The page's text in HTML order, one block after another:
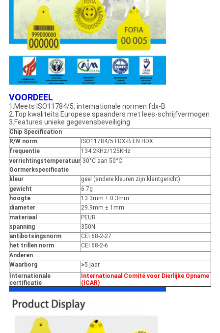
VOORDEEL
1.Meets ISO11784/5, internationale normen fdx-B
2.Top kwaliteits Europese spaanders met lees-schrijfvermogen
3.Features unieke gegevensbeveiliging
Chip Specification
R/W norm
ISO11784/5 FDX-B EN HDX
frequentie
134.2KHz/125KHz
verrichtingstemperatuur-30°C aan 50°C
Oormerkspecificatie
kleur
geel (andere kleuren zijn klantgericht)
gewicht
6.7g
hoogte
13.3mm ± 0.3mm
diameter
29.9mm ± 1mm
materiaal
PEUR
spanning
350N
antibotsingsnorm
CEI 68-2-27
het trillen norm
CEI 68-2-6
Anderen
Waarborg
>5 jaar
Internationale
certificatie
Internationaal Comité voor Dierlijke Opname
(ICAR)